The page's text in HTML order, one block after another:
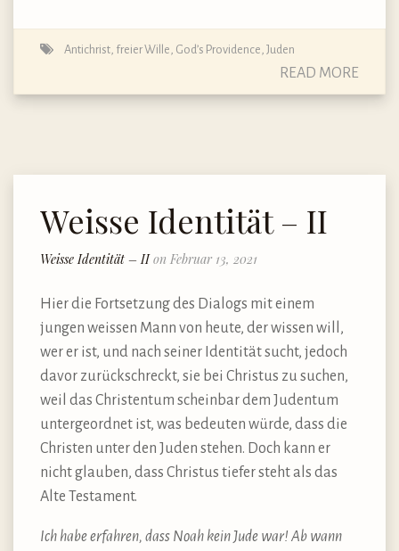
Antichrist, freier Wille, God’s Providence, Juden
READ MORE
Weisse Identität – II
Weisse Identität – IIon Februar 13, 2021
Hier die Fortsetzung des Dialogs mit einem
jungen weissen Mann von heute, der wissen will,
wer er ist, und nach seiner Identität sucht, jedoch
davor zurückschreckt, sie bei Christus zu suchen,
weil das Christentum scheinbar dem Judentum
untergeordnet ist, was bedeuten würde, dass die
Christen unter den Juden stehen. Doch kann er
nicht glauben, dass Christus tiefer steht als das
Alte Testament.
Ich habe erfahren, dass Noah kein Jude war! Ab wann